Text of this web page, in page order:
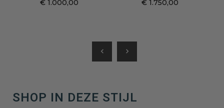
€ 1.000,00
€ 1.750,00
chevron_left chevron_right
SHOP IN DEZE STIJL